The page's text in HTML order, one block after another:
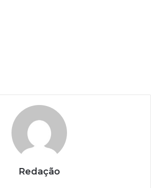
Redação